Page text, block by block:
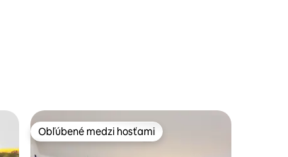
Obľúbené medzi hosťami
Obľúbené medzi hosťami